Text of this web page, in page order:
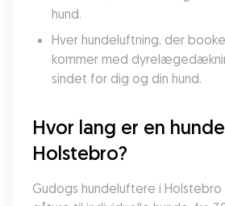
hund.
Hver hundeluftning, der
kommer med
sindet for dig og din hund.
Hvor lang er en
Holstebro?
Gudogs hundeluftere i